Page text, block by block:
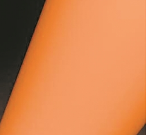
健康
图片